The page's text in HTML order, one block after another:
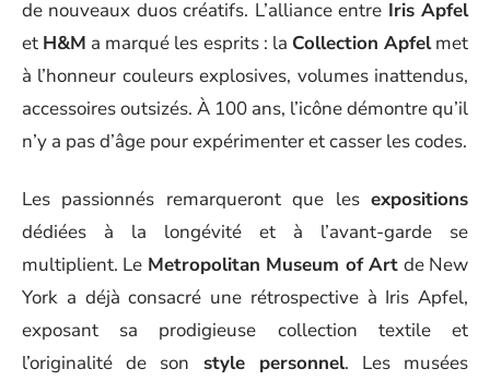
de nouveaux duos créatifs. L’alliance entre Iris Apfel
et H&M a marqué les esprits : la Collection Apfelmet
à l’honneur couleurs explosives, volumes inattendus,
accessoires outsizés. À 100 ans, l’icône démontre qu’il
n’y a pas d’âge pour expérimenter et casser les codes.
Les passionnés remarqueront que les expositions
dédiées à la longévité et à l’avant-garde se
multiplient. Le Metropolitan Museum of Art de New
York a déjà consacré une rétrospective à Iris Apfel,
exposant sa prodigieuse collection textile et
l’originalité de son style personnel. Les musées